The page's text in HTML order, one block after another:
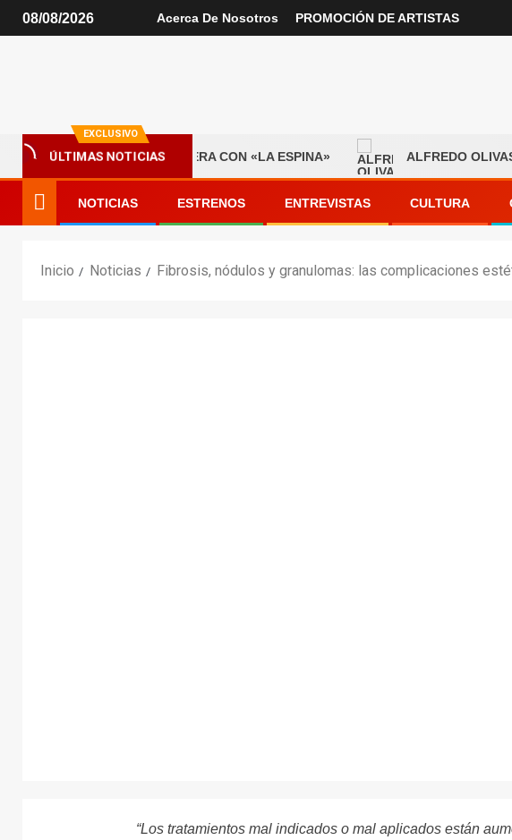
08/08/2026 Acerca De Nosotros PROMOCIÓN DE ARTISTAS
EXCLUSIVO
ÚLTIMAS NOTICIAS
INICIA UNA NUEVA ERA CON «LA ESPINA» ALFREDO OLIVAS NOS
NOTICIAS ESTRENOS ENTREVISTAS CULTURA
Inicio Noticias Fibrosis, nódulos y granulomas: las complicaciones
“Los tratamientos mal indicados o mal aplicados están